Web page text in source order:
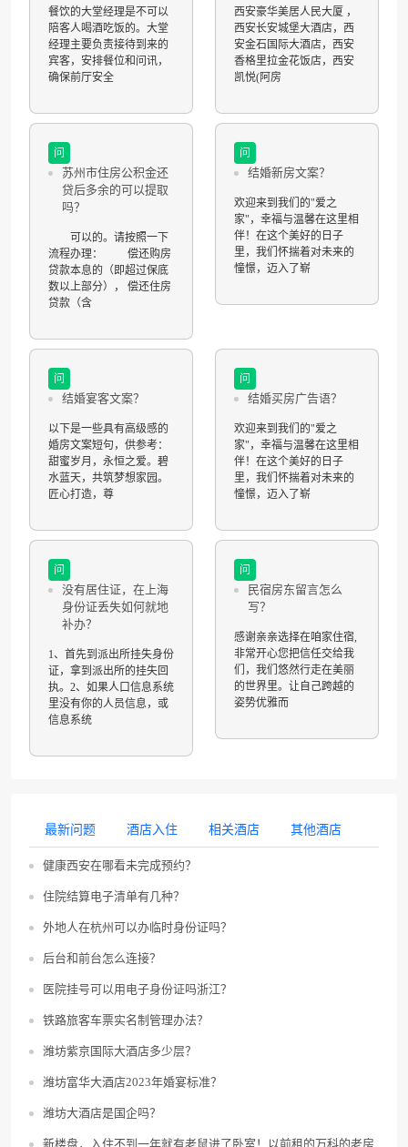
餐饮的大堂经理是不可以
陪客人喝酒吃饭的。大堂
经理主要负责接待到来的
宾客，安排餐位和问讯，
确保前厅安全
西安豪华美居人民大厦 ，
西安长安城堡大酒店，西
安金石国际大酒店，西安
香格里拉金花饭店，西安
凯悦(阿房
问
苏州市住房公积金还
贷后多余的可以提取
吗？
可以的。请按照一下
流程办理： 偿还购房
贷款本息的（即超过保底
数以上部分）， 偿还住房
贷款（含
问
结婚新房文案？
欢迎来到我们的"爱之
家"，幸福与温馨在这里相
伴！在这个美好的日子
里，我们怀揣着对未来的
憧憬，迈入了崭
问
结婚宴客文案？
以下是一些具有高级感的
婚房文案短句，供参考：
甜蜜岁月，永恒之爱。碧
水蓝天，共筑梦想家园。
匠心打造，尊
问
结婚买房广告语？
欢迎来到我们的"爱之
家"，幸福与温馨在这里相
伴！在这个美好的日子
里，我们怀揣着对未来的
憧憬，迈入了崭
问
没有居住证，在上海
身份证丢失如何就地
补办？
1、首先到派出所挂失身份
证，拿到派出所的挂失回
执。2、如果人口信息系统
里没有你的人员信息，或
信息系统
问
民宿房东留言怎么
写？
感谢亲亲选择在咱家住宿,
非常开心您把信任交给我
们，我们悠然行走在美丽
的世界里。让自己跨越的
姿势优雅而
最新问题 酒店入住 相关酒店 其他酒店
健康西安在哪看未完成预约？
住院结算电子清单有几种？
外地人在杭州可以办临时身份证吗？
后台和前台怎么连接？
医院挂号可以用电子身份证吗浙江？
铁路旅客车票实名制管理办法？
潍坊紫京国际大酒店多少层？
潍坊富华大酒店2023年婚宴标准？
潍坊大酒店是国企吗？
新楼盘，入住不到一年就有老鼠进了卧室！以前租的万科的老房